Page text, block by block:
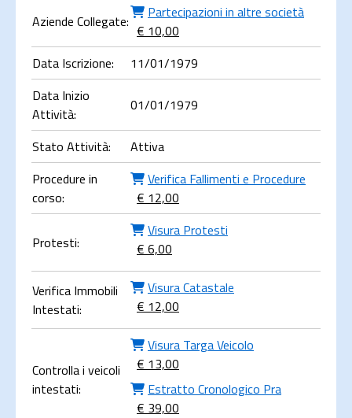
Aziende Collegate:
Partecipazioni in altre società
€ 10,00
Data Iscrizione:
11/01/1979
Data Inizio
Attività:
01/01/1979
Stato Attività:
Attiva
Procedure in
corso:
Verifica Fallimenti e Procedure
€ 12,00
Protesti:
Visura Protesti
€ 6,00
Verifica Immobili
Intestati:
Visura Catastale
€ 12,00
Controlla i veicoli
intestati:
Visura Targa Veicolo
€ 13,00
Estratto Cronologico Pra
€ 39,00